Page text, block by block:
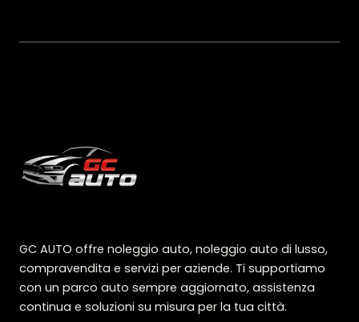
GC AUTO offre noleggio auto, noleggio auto di lusso,
compravendita e servizi per aziende. Ti supportiamo
con un parco auto sempre aggiornato, assistenza
continua e soluzioni su misura per la tua città.